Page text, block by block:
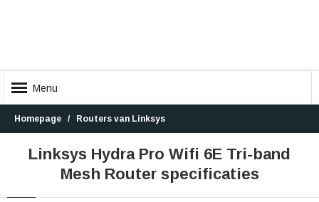
Menu
Homepage Routers van Linksys
Linksys Hydra Pro Wifi 6E Tri-band
Mesh Router specificaties